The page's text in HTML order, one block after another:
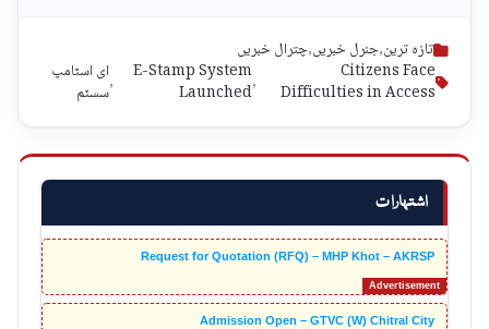
اشتہارات
Request for Quotation (RFQ) – MHP Khot – AKRSP
Admission Open – GTVC (W) Chitral City
تازہ ترین,جنرل خبریں,چترال خبریں
Citizens Face
Difficulties in Access
,
E-Stamp System
Launched
,ای اسٹامپ
سسٹم